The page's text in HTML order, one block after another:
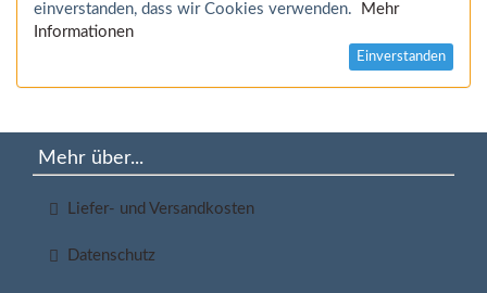
einverstanden, dass wir Cookies verwenden.
Mehr
Informationen
Einverstanden
Mehr über...
Liefer- und Versandkosten
Datenschutz